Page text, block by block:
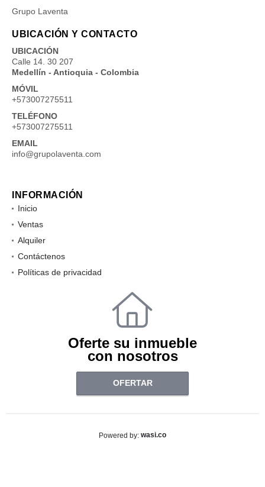
Grupo Laventa
UBICACIÓN Y CONTACTO
UBICACIÓN
Calle 14. 30 207
Medellín - Antioquia - Colombia
MÓVIL
+573007275511
TELÉFONO
+573007275511
EMAIL
info@grupolaventa.com
INFORMACIÓN
Inicio
Ventas
Alquiler
Contáctenos
Políticas de privacidad
Oferte su inmueble
con nosotros
OFERTAR
Powered by: wasi.co